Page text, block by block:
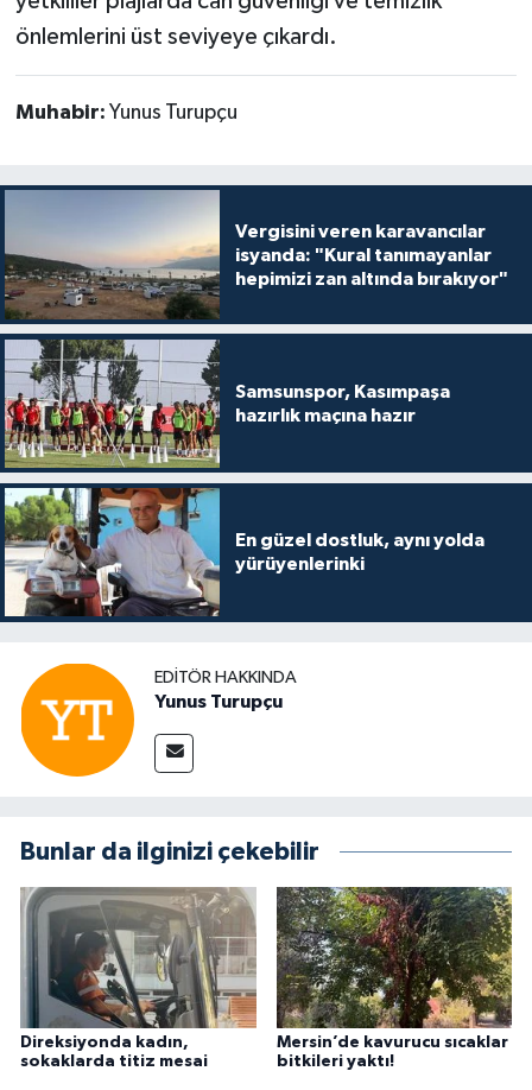
önlemlerini üst seviyeye çıkardı.
Muhabir: Yunus Turupçu
Vergisini veren karavancılar
isyanda: "Kural tanımayanlar
hepimizi zan altında bırakıyor"
Samsunspor, Kasımpaşa
hazırlık maçına hazır
En güzel dostluk, aynı yolda
yürüyenlerinki
EDITÖR HAKKINDA
Yunus Turupçu
Bunlar da ilginizi çekebilir
Direksiyonda kadın,
sokaklarda titiz mesai
Mersin’de kavurucu sıcaklar
bitkileri yaktı!